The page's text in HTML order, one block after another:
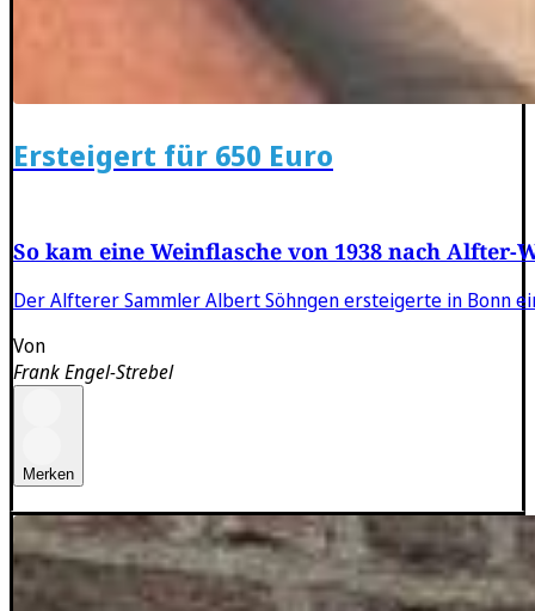
Ersteigert für 650 Euro
So kam eine Weinflasche von 1938 nach Alfter-
Der Alfterer Sammler Albert Söhngen ersteigerte in Bonn
Von
Frank Engel-Strebel
Merken